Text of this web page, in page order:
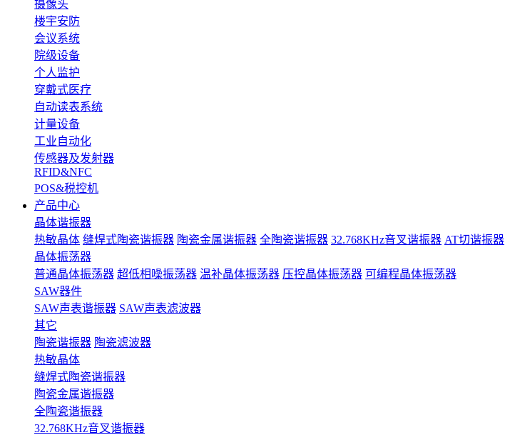
摄像头
楼宇安防
会议系统
院级设备
个人监护
穿戴式医疗
自动读表系统
计量设备
工业自动化
传感器及发射器
RFID&NFC
POS&税控机
产品中心
晶体谐振器
热敏晶体 缝焊式陶瓷谐振器 陶瓷金属谐振器 全陶瓷谐振器 32.768KHz音叉谐振器 AT切谐振器
晶体振荡器
普通晶体振荡器 超低相噪振荡器 温补晶体振荡器 压控晶体振荡器 可编程晶体振荡器
SAW器件
SAW声表谐振器 SAW声表滤波器
其它
陶瓷谐振器 陶瓷滤波器
热敏晶体
缝焊式陶瓷谐振器
陶瓷金属谐振器
全陶瓷谐振器
32.768KHz音叉谐振器